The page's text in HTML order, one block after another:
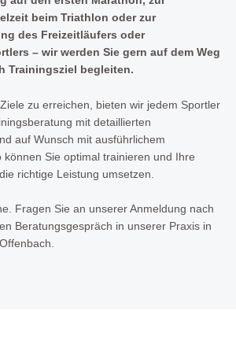
beim Triathlon oder zur
des Freizeitläufers oder
– wir werden Sie gern auf dem Weg
Trainingsziel begleiten.
zu erreichen, bieten wir jedem Sportler
mit detaillierten
auf Wunsch mit ausführlichem
können Sie optimal trainieren und Ihre
richtige Leistung umsetzen.
Fragen Sie an unserer Anmeldung nach
Beratungsgespräch in unserer Praxis in